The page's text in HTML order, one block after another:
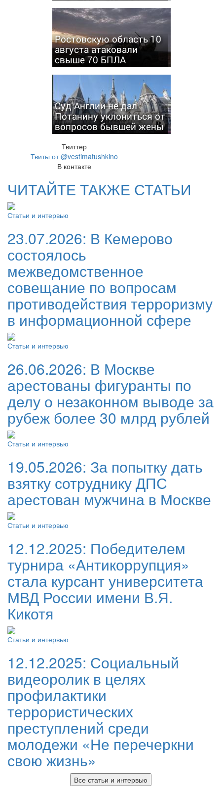
Ростовскую область 10
августа атаковали
свыше 70 БПЛА
Суд Англии не дал
Потанину уклониться от
вопросов бывшей жены
Твиттер
Твиты от @vestimatushkino
В контакте
ЧИТАЙТЕ ТАКЖЕ СТАТЬИ
Статьи и интервью
23.07.2026: В Кемерово
состоялось
межведомственное
совещание по вопросам
противодействия терроризму
в информационной сфере
Статьи и интервью
26.06.2026: В Москве
арестованы фигуранты по
делу о незаконном выводе за
рубеж более 30 млрд рублей
Статьи и интервью
19.05.2026: За попытку дать
взятку сотруднику ДПС
арестован мужчина в Москве
Статьи и интервью
12.12.2025: Победителем
турнира «Антикоррупция»
стала курсант университета
МВД России имени В.Я.
Кикотя
Статьи и интервью
12.12.2025: Социальный
видеоролик в целях
профилактики
террористических
преступлений среди
молодежи «Не перечеркни
свою жизнь»
Все статьи и интервью